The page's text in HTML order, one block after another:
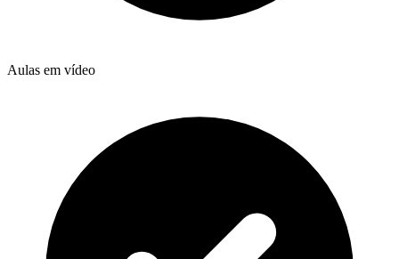
Aulas em vídeo